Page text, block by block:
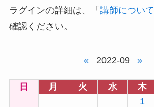
ラグインの詳細は、「 講師について
確認ください。
« 2022-09 »
日 月 火 水 木
1